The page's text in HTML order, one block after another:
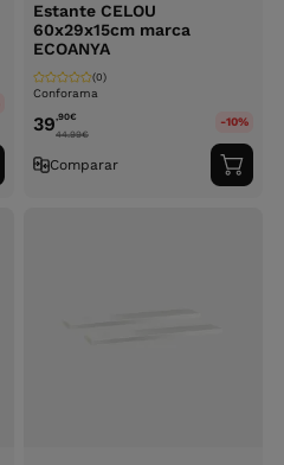
Estante CELOU
60x29x15cm marca
ECOANYA
Conforama
(0)
39,90€
44.99€
-10%
Comparar
ao